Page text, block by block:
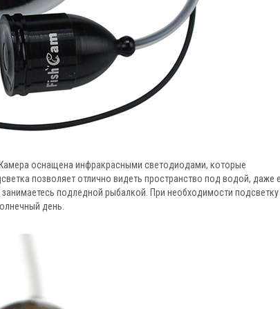
оснащена инфракрасными светодиодами, которые
позволяет отлично видеть пространство под водой, даже
подледной рыбалкой. При необходимости подсветку
день.